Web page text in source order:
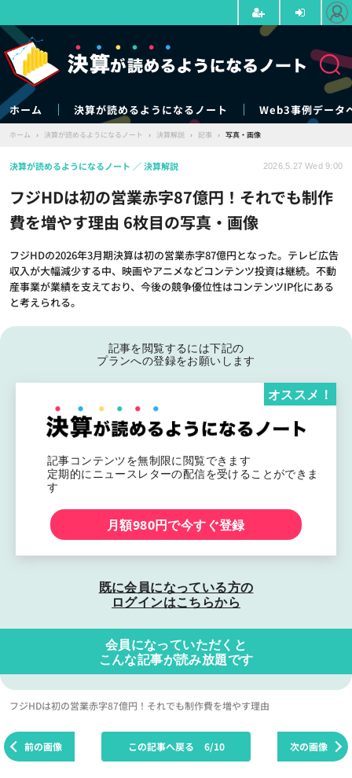
ホーム 決算が読めるようになるノート Web3事例データ
ホーム › 決算が読めるようになるノート › 決算解説 › 記事 › 写真・画像
フジHDは初の営業赤字87億円！それでも制作
費を増やす理由 6枚目の写真・画像
フジHDの2026年3月期決算は初の営業赤字87億円となった。テレビ広告
収入が大幅減少する中、映画やアニメなどコンテンツ投資は継続。不動
産事業が業績を支えており、今後の競争優位性はコンテンツIP化にある
と考えられる。
決算が読めるようになるノート 決算解説 2026.5.27 Wed 9:00
記事を閲覧するには下記の
プランへの登録をお願いします
記事コンテンツを無制限に閲覧できます
定期的にニュースレターの配信を受けることができま
す
オススメ！
月額980円で今すぐ登録
既に会員になっている方の
ログインはこちらから
会員になっていただくと
こんな記事が読み放題です
フジHDは初の営業赤字87億円！それでも制作費を増やす理由
前の画像 次の画像
この記事へ戻る 6/10